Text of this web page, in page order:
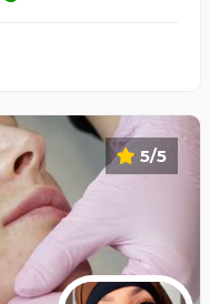
5/5